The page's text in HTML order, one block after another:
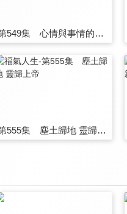
第549集 心情與事情的再思
第555集 塵土歸地 靈歸上帝